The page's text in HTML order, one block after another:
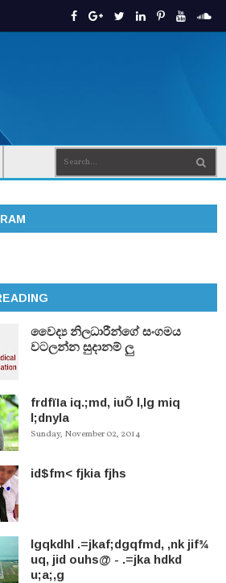
වෛද්‍ය නිලධාරීන්ගේ සංගමය
වටලන්න සුදානම් ලු
frdfïIa iq.;md, iuÕ l,lg miq
l;dnyla
Sunday, November 02, 2014
id$fm< fjkia fjhs
lgqkdhl .=jkaf;dgqfmd, ,nk jif¾
uq, jid ouhs@ - .=jka hdkd
u;a;,g